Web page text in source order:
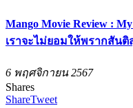
Mango Movie Review :
เราจะไม่ยอมให้พรากสัน
6 พฤศจิกายน 2567
Shares
ShareTweet